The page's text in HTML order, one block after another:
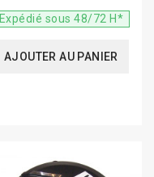
Expédié sous 48/72 H*
AJOUTER AU PANIER